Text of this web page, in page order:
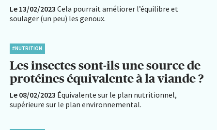
Le 13/02/2023 Cela pourrait améliorer l’équilibre et
soulager (un peu) les genoux.
#NUTRITION
Les insectes sont-ils une source de
protéines équivalente à la viande ?
Le 08/02/2023 Équivalente sur le plan nutritionnel,
supérieure sur le plan environnemental.